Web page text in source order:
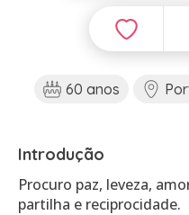
60 anos
Introdução
Procuro paz, leveza,
partilha e reciprocidade.